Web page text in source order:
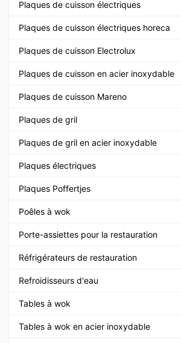
Plaques de cuisson électriques
Plaques de cuisson électriques horeca
Plaques de cuisson Electrolux
Plaques de cuisson en acier inoxydable
Plaques de cuisson Mareno
Plaques de gril
Plaques de gril en acier inoxydable
Plaques électriques
Plaques Poffertjes
Poêles à wok
Porte-assiettes pour la restauration
Réfrigérateurs de restauration
Refroidisseurs d'eau
Tables à wok
Tables à wok en acier inoxydable